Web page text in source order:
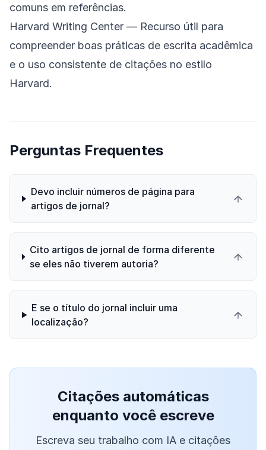
comuns em referências.
Harvard Writing Center — Recurso útil para
compreender boas práticas de escrita acadêmica
e o uso consistente de citações no estilo
Harvard.
Perguntas Frequentes
Devo incluir números de página para
artigos de jornal?
Cito artigos de jornal de forma diferente
se eles não tiverem autoria?
E se o título do jornal incluir uma
localização?
Citações automáticas
enquanto você escreve
Escreva seu trabalho com IA e citações